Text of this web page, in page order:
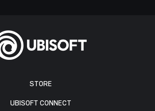
STORE
UBISOFT CONNECT